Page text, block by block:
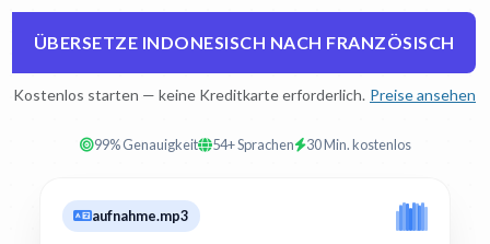
ÜBERSETZE INDONESISCH NACH FRANZÖSISCH
Kostenlos starten — keine Kreditkarte erforderlich. Preise ansehen
99% Genauigkeit 54+ Sprachen 30 Min. kostenlos
aufnahme.mp3